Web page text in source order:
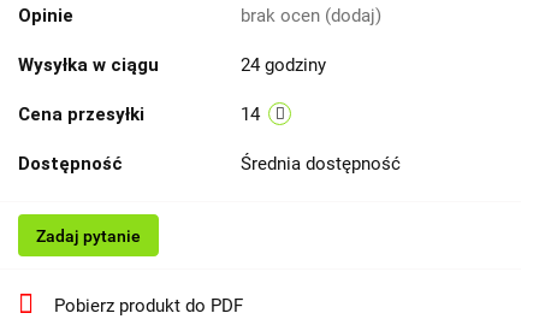
Opinie brak ocen (dodaj)
Wysyłka w ciągu 24 godziny
Cena przesyłki 14
Dostępność Średnia dostępność
Zadaj pytanie
Pobierz produkt do PDF